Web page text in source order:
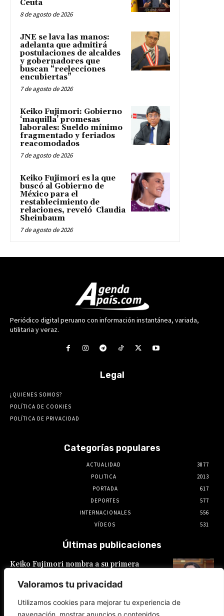
Valoramos tu privacidad
Utilizamos cookies para mejorar tu experiencia de
navegación, mostrar anuncios o contenidos
Ceuta
8 de agosto de 2026
JNE se lava las manos:
adelanta que admitirá
postulaciones de alcaldes
y gobernadores que
buscan “reelecciones
encubiertas”
7 de agosto de 2026
Keiko Fujimori: Gobierno
‘maquilla’ promesas
laborales: Sueldo mínimo
fragmentado y feriados
reacomodados
7 de agosto de 2026
Keiko Fujimori es la que
buscó al Gobierno de
México para el
restablecimiento de
relaciones, reveló Claudia
Sheinbaum
7 de agosto de 2026
Periódico digital peruano con información instantánea, variada,
utilitaria y veraz.
Legal
¿QUIENES SOMOS?
POLÍTICA DE COOKIES
POLÍTICA DE PRIVACIDAD
Categorías populares
ACTUALIDAD
3877
POLITICA
2013
PORTADA
617
DEPORTES
577
INTERNACIONALES
556
VÍDEOS
531
Últimas publicaciones
Keiko Fujimori nombra a su primera
encargada: es Hilda Sandoval Cornejo